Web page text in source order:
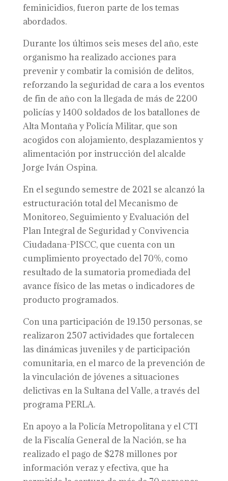
feminicidios, fueron parte de los temas
abordados.
Durante los últimos seis meses del año, este
organismo ha realizado acciones para
prevenir y combatir la comisión de delitos,
reforzando la seguridad de cara a los eventos
de fin de año con la llegada de más de 2200
policías y 1400 soldados de los batallones de
Alta Montaña y Policía Militar, que son
acogidos con alojamiento, desplazamientos y
alimentación por instrucción del alcalde
Jorge Iván Ospina.
En el segundo semestre de 2021 se alcanzó la
estructuración total del Mecanismo de
Monitoreo, Seguimiento y Evaluación del
Plan Integral de Seguridad y Convivencia
Ciudadana-PISCC, que cuenta con un
cumplimiento proyectado del 70%, como
resultado de la sumatoria promediada del
avance físico de las metas o indicadores de
producto programados.
Con una participación de 19.150 personas, se
realizaron 2507 actividades que fortalecen
las dinámicas juveniles y de participación
comunitaria, en el marco de la prevención de
la vinculación de jóvenes a situaciones
delictivas en la Sultana del Valle, a través del
programa PERLA.
En apoyo a la Policía Metropolitana y el CTI
de la Fiscalía General de la Nación, se ha
realizado el pago de $278 millones por
información veraz y efectiva, que ha